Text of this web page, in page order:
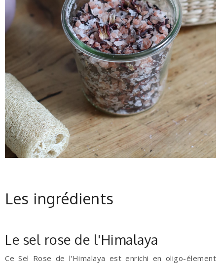
Les ingrédients
Le sel rose de l'Himalaya
Ce Sel Rose de l'Himalaya est enrichi en oligo-élement